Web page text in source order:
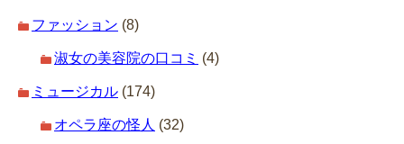
ファッション (8)
淑女の美容院の口コミ (4)
ミュージカル (174)
オペラ座の怪人 (32)